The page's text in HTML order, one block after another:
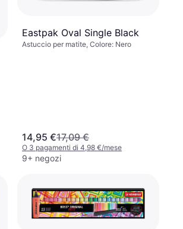
Eastpak Oval Single Black
Astuccio per matite, Colore: Nero
14,95 €17,09 €
O 3 pagamenti di 4,98 €/mese
9+ negozi